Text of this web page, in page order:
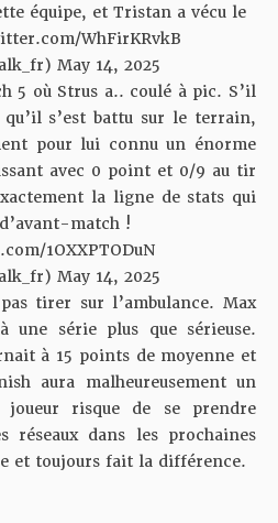
équipe, et Tristan a vécu le
WhFirKRvkB
May 14, 2025
5 où Strus a.. coulé à pic. S’il
s’est battu sur le terrain,
pour lui connu un énorme
avec 0 point et 0/9 au tir
la ligne de stats qui
match !
1OXXPTODuN
May 14, 2025
tirer sur l’ambulance. Max
une série plus que sérieuse.
à 15 points de moyenne et
aura malheureusement un
risque de se prendre
réseaux dans les prochaines
et toujours fait la différence.